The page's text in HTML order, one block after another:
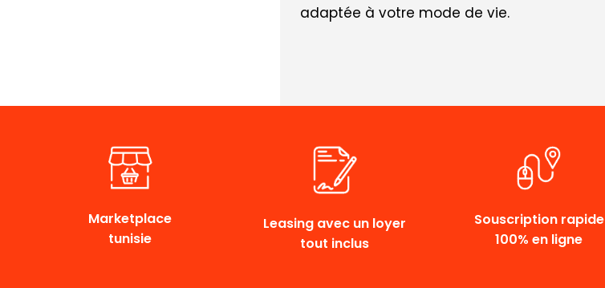
adaptée à votre mode de vie.
Marketplace
tunisie
Leasing avec un loyer
tout inclus
Souscription rapide
100% en ligne